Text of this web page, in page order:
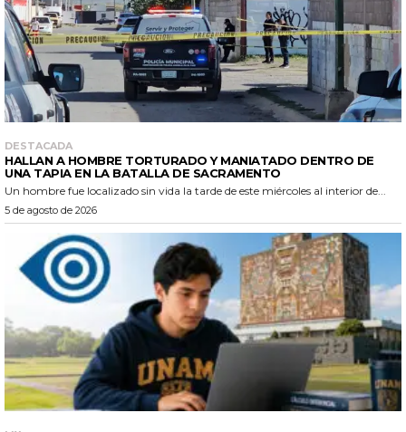
DESTACADA
HALLAN A HOMBRE TORTURADO Y MANIATADO DENTRO DE
UNA TAPIA EN LA BATALLA DE SACRAMENTO
Un hombre fue localizado sin vida la tarde de este miércoles al interior de...
5 de agosto de 2026